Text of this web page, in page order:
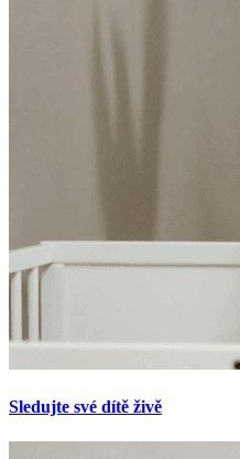
Sledujte své dítě živě